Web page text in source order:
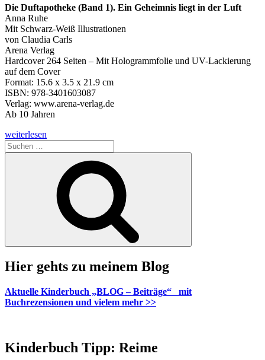
Blume“
Die Duftapotheke (Band 1). Ein Geheimnis liegt in der Luft
Anna Ruhe
Mit Schwarz-Weiß Illustrationen
von Claudia Carls
Arena Verlag
Hardcover 264 Seiten – Mit Hologrammfolie und UV-Lackierung
auf dem Cover
Format: 15.6 x 3.5 x 21.9 cm
ISBN: 978-3401603087
Verlag: www.arena-verlag.de
Ab 10 Jahren
„Die
Duftapotheke
(Band
weiterlesen
Suche
nach:
Hier gehts zu meinem Blog
Aktuelle Kinderbuch „BLOG – Beiträge“ mit
Buchrezensionen und vielem mehr >>
Kinderbuch Tipp: Reime